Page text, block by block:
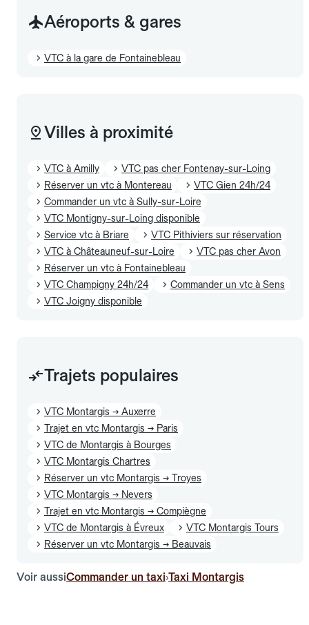
Aéroports & gares
VTC à la gare de Fontainebleau
Villes à proximité
VTC à Amilly
VTC pas cher Fontenay-sur-Loing
Réserver un vtc à Montereau
VTC Gien 24h/24
Commander un vtc à Sully-sur-Loire
VTC Montigny-sur-Loing disponible
Service vtc à Briare
VTC Pithiviers sur réservation
VTC à Châteauneuf-sur-Loire
VTC pas cher Avon
Réserver un vtc à Fontainebleau
VTC Champigny 24h/24
Commander un vtc à Sens
VTC Joigny disponible
Trajets populaires
VTC Montargis → Auxerre
Trajet en vtc Montargis → Paris
VTC de Montargis à Bourges
VTC Montargis Chartres
Réserver un vtc Montargis → Troyes
VTC Montargis → Nevers
Trajet en vtc Montargis → Compiègne
VTC de Montargis à Évreux
VTC Montargis Tours
Réserver un vtc Montargis → Beauvais
Voir aussiCommander un taxi›Taxi Montargis